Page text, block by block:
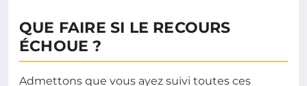
QUE FAIRE SI LE RECOURS
ÉCHOUE ?
Admettons que vous ayez suivi toutes ces